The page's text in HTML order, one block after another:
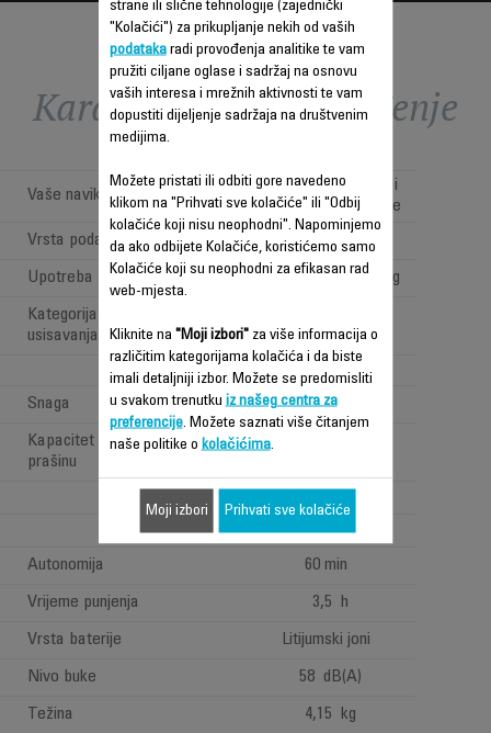
Karakteristike - Poređenje
Vaše navike
Jednostavno, brzo i
svakodnevno čišćenje
Vrsta poda
Hard floors only
Upotreba Vacuuming & washing
Kategorija mokrog i suhog
usisavanja
MOKRO I SUHO
Active washing
Snaga
200 W
Kapacitet spremnika za
prašinu
Autonomija 60 min
Vrijeme punjenja 3,5 h
Vrsta baterije Litijumski joni
Nivo buke 58 dB(A)
Težina 4,15 kg
strane ili slične tehnologije (zajednički
"Kolačići") za prikupljanje nekih od vaših
podatakaradi provođenja analitike te vam
pružiti ciljane oglase i sadržaj na osnovu
vaših interesa i mrežnih aktivnosti te vam
dopustiti dijeljenje sadržaja na društvenim
medijima.
Možete pristati ili odbiti gore navedeno
klikom na "Prihvati sve kolačiće" ili "Odbij
kolačiće koji nisu neophodni". Napominjemo
da ako odbijete Kolačiće, koristićemo samo
Kolačiće koji su neophodni za efikasan rad
web-mjesta.
Kliknite na "Moji izbori"za više informacija o
različitim kategorijama kolačića i da biste
imali detaljniji izbor. Možete se predomisliti
u svakom trenutku iz našeg centra za
preferencije. Možete saznati više čitanjem
naše politike o kolačićima.
Moji izbori Prihvati sve kolačiće